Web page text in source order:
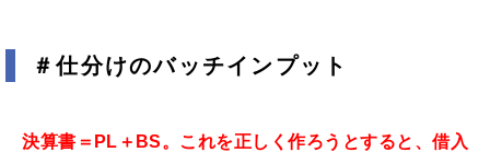
＃仕分けのバッチインプット
決算書＝ PL ＋ BS。これを正しく作ろうとすると、借入